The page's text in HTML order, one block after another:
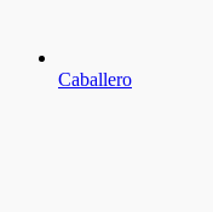
Caballero